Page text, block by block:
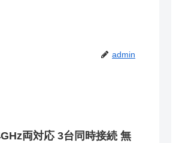
admin
両対応 3台同時接続 無